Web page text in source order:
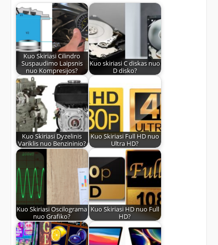
Kuo Skiriasi Cilindro
Suspaudimo Laipsnis
nuo Kompresijos?
Kuo skiriasi C diskas nuo
D disko?
Kuo Skiriasi Dyzelinis
Variklis nuo Benzininio?
Kuo Skiriasi Full HD nuo
Ultra HD?
Kuo Skiriasi Oscilograma
nuo Grafiko?
Kuo Skiriasi HD nuo Full
HD?